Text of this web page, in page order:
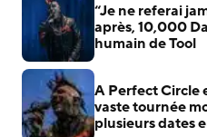
“Je ne referai
après, 10,000
humain de Tool
A Perfect Circle
vaste tournée
plusieurs dates